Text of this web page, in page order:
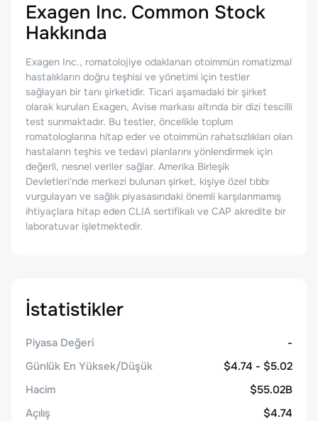
Exagen Inc. Common Stock
Hakkında
Exagen Inc., romatolojiye odaklanan otoimmün romatizmal
hastalıkların doğru teşhisi ve yönetimi için testler
sağlayan bir tanı şirketidir. Ticari aşamadaki bir şirket
olarak kurulan Exagen, Avise markası altında bir dizi tescilli
test sunmaktadır. Bu testler, öncelikle toplum
romatologlarına hitap eder ve otoimmün rahatsızlıkları olan
hastaların teşhis ve tedavi planlarını yönlendirmek için
değerli, nesnel veriler sağlar. Amerika Birleşik
Devletleri'nde merkezi bulunan şirket, kişiye özel tıbbı
vurgulayan ve sağlık piyasasındaki önemli karşılanmamış
ihtiyaçlara hitap eden CLIA sertifikalı ve CAP akredite bir
laboratuvar işletmektedir.
İstatistikler
Piyasa Değeri
-
Günlük En Yüksek/Düşük
$4.74 - $5.02
Hacim
$55.02B
Açılış
$4.74